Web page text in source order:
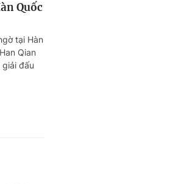
Quốc
tại Hàn
Qian
đấu